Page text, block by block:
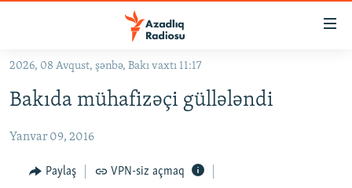
Əsas
qayıt
naviqasiyaya
Axtarışa
KORRUPSIOMETR
#ƏSLINDƏ
2026, 08 Avqust, şənbə, Bakı vaxtı 11:17
Bakıda mühafizəçi güllələndi
Yanvar 09, 2016
Paylaş VPN-siz açmaq